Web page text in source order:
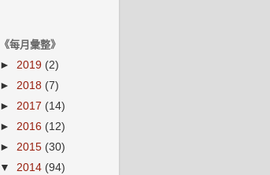
《每月彙整》
► 2019 (2)
► 2018 (7)
► 2017 (14)
► 2016 (12)
► 2015 (30)
▼ 2014 (94)